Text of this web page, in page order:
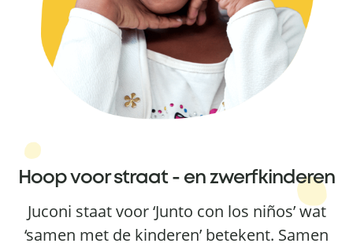
Hoop voor straat - en zwerfkinderen
Juconi staat voor ‘Junto con los niños’ wat
‘samen met de kinderen’ betekent. Samen